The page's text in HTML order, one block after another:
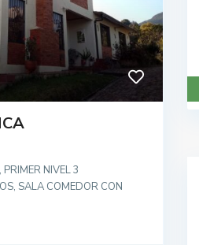
NIVEL 3
SALA COMEDOR CON